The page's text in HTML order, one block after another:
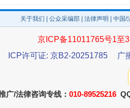
生素超标问题” 法
关于我们 公众采编部 法律声明 | 中国
京ICP备11011765号1至
ICP许可证: 京B2-20251785
广
广/法律咨询专线： 010-89525216